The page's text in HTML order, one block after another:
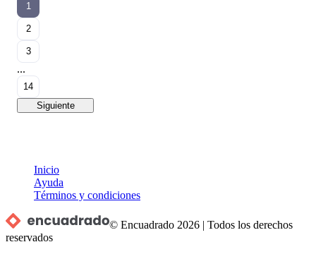
1
2
3
...
14
Siguiente
Inicio
Ayuda
Términos y condiciones
© Encuadrado 2026 |Todos los derechos
reservados